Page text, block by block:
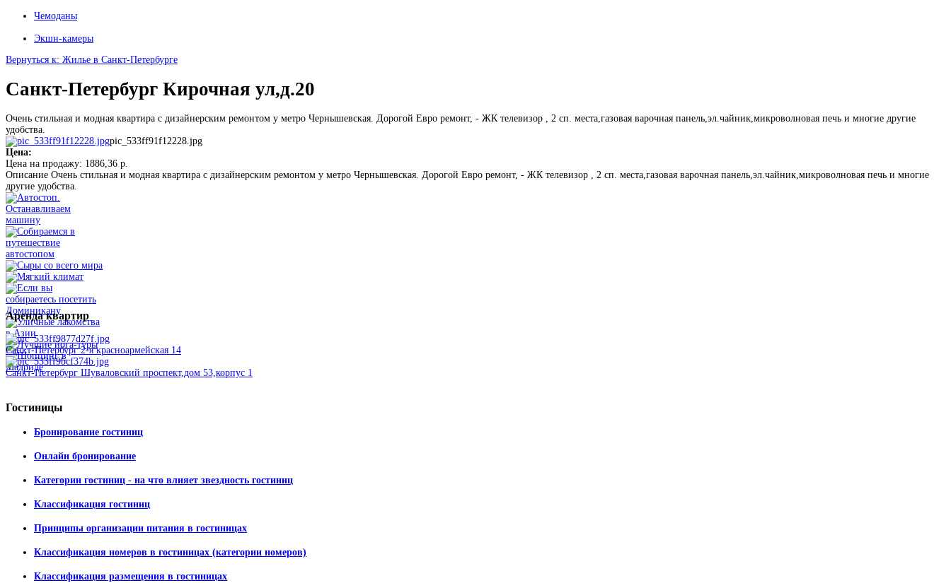
Чемоданы
Экшн-камеры
Вернуться к: Жилье в Санкт-Петербурге
Санкт-Петербург Кирочная ул,д.20
Очень стильная и модная квартира с дизайнерским ремонтом у метро Чернышевская. Дорогой Евро ремонт, - ЖК телевизор , 2 сп. места,газовая варочная панель,эл.чайник,микроволновая печь и многие другие
удобства.
pic_533ff91f12228.jpg
Цена:
Цена на продажу: 1886,36 р.
Описание Очень стильная и модная квартира с дизайнерским ремонтом у метро Чернышевская. Дорогой Евро ремонт, - ЖК телевизор , 2 сп. места,газовая варочная панель,эл.чайник,микроволновая печь и многие
другие удобства.
Арендаквартир
Санкт-Петербург 2-я красноармейская 14
Санкт-Петербург Шуваловский проспект,дом 53,корпус 1
Гостиницы
Бронирование гостиниц
Онлайн бронирование
Категории гостиниц - на что влияет звездность гостиниц
Классификация гостиниц
Принципы организации питания в гостиницах
Классификация номеров в гостиницах (категории номеров)
Классификация размещения в гостиницах